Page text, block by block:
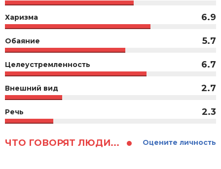
Харизма 6.9
Обаяние 5.7
Целеустремленность 6.7
Внешний вид 2.7
Речь 2.3
ЧТО ГОВОРЯТ ЛЮДИ... Оцените личность